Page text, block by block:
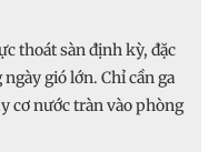
thoát sàn định kỳ, đặc
gió lớn. Chỉ cần ga
cơ nước tràn vào phòng